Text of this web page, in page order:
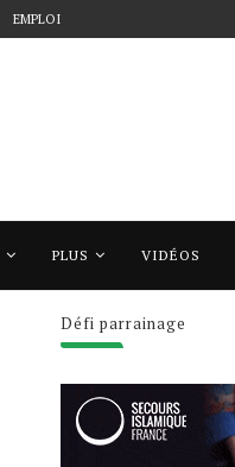
EMPLOI
PLUS VIDÉOS
Défi parrainage